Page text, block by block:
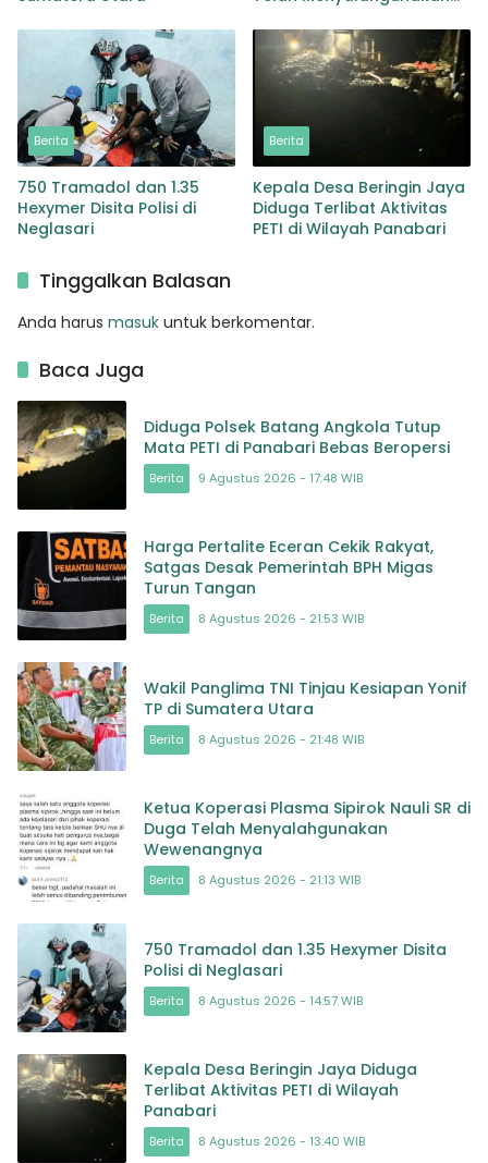
Berita
750 Tramadol dan 1.35
Hexymer Disita Polisi di
Neglasari
Berita
Kepala Desa Beringin Jaya
Diduga Terlibat Aktivitas
PETI di Wilayah Panabari
Tinggalkan Balasan
Anda harus masuk untuk berkomentar.
Baca Juga
Diduga Polsek Batang Angkola Tutup
Mata PETI di Panabari Bebas Beropersi
Berita 9 Agustus 2026 - 17:48 WIB
Harga Pertalite Eceran Cekik Rakyat,
Satgas Desak Pemerintah BPH Migas
Turun Tangan
Berita 8 Agustus 2026 - 21:53 WIB
Wakil Panglima TNI Tinjau Kesiapan Yonif
TP di Sumatera Utara
Berita 8 Agustus 2026 - 21:48 WIB
Ketua Koperasi Plasma Sipirok Nauli SR di
Duga Telah Menyalahgunakan
Wewenangnya
Berita 8 Agustus 2026 - 21:13 WIB
750 Tramadol dan 1.35 Hexymer Disita
Polisi di Neglasari
Berita 8 Agustus 2026 - 14:57 WIB
Kepala Desa Beringin Jaya Diduga
Terlibat Aktivitas PETI di Wilayah
Panabari
Berita 8 Agustus 2026 - 13:40 WIB